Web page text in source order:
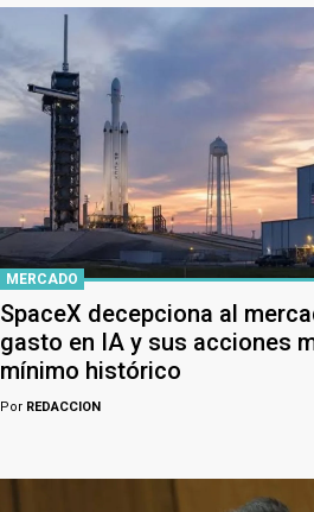
MERCADO
SpaceX decepciona al
gasto en IA y sus acciones
mínimo histórico
Por REDACCION